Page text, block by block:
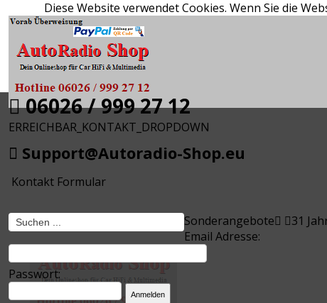
Diese Website verwendet Cookies. Wenn Sie die
0,00 €
06026 / 999 27 12
ERREICHBAR_KONTAKT_DROPDOWN
Support@Autoradio-Shop.eu
Kontakt Formular
Sonderangebote 31
Email Adresse:
Passwort: